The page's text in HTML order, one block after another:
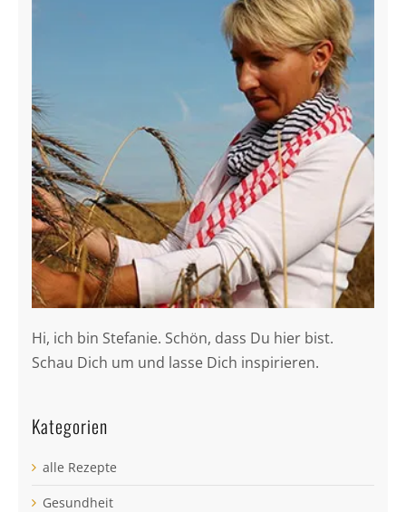
Hi, ich bin Stefanie. Schön, dass Du hier bist.
Schau Dich um und lasse Dich inspirieren.
Kategorien
alle Rezepte
Gesundheit